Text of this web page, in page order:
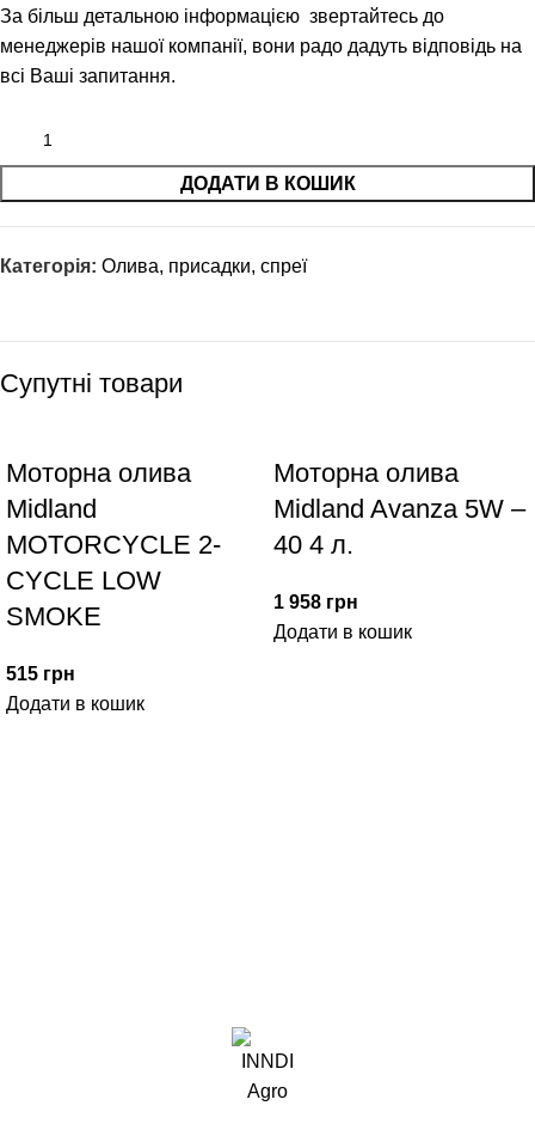
За більш детальною інформацією звертайтесь до
менеджерів нашої компанії, вони радо дадуть відповідь на
всі Ваші запитання.
ДОДАТИ В КОШИК
Категорія: Олива, присадки, спреї
Супутні товари
Моторна олива
Midland
MOTORCYCLE 2-
CYCLE LOW
SMOKE
515 грн
Додати в кошик
Моторна олива
Midland Avanza 5W –
40 4 л.
1 958 грн
Додати в кошик